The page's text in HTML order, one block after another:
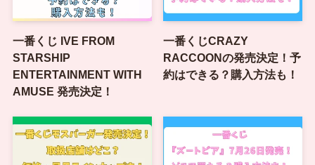
一番くじ IVE FROM
STARSHIP
ENTERTAINMENT WITH
AMUSE 発売決定！
一番くじCRAZY
RACCOONの発売決定！予
約はできる？購入方法も！